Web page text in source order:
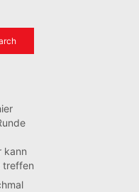
kann
treffen